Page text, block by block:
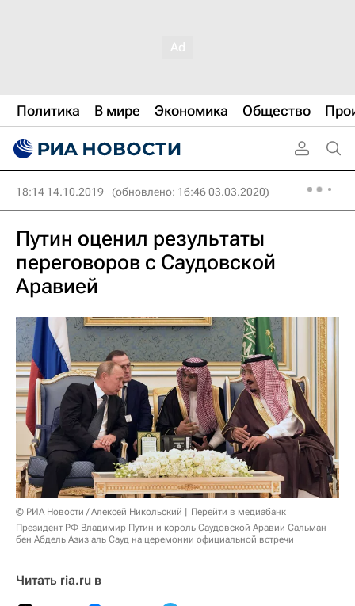
Политика В мире Экономика Общество
18:14 14.10.2019 (обновлено: 16:46 03.03.2020)
Путин оценил результаты
переговоров с Саудовской
Аравией
© РИА Новости / Алексей Никольский
Перейти в медиабанк
Президент РФ Владимир Путин и король Саудовской Аравии Сальман
бен Абдель Азиз аль Сауд на церемонии официальной встречи
Читать ria.ru в